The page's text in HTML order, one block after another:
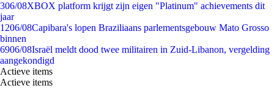
306/08XBOX platform krijgt zijn eigen "Platinum" achievements dit
jaar
1206/08Capibara's lopen Braziliaans parlementsgebouw Mato Grosso
binnen
6906/08Israël meldt dood twee militairen in Zuid-Libanon, vergelding
aangekondigd
Actieve items
Actieve items